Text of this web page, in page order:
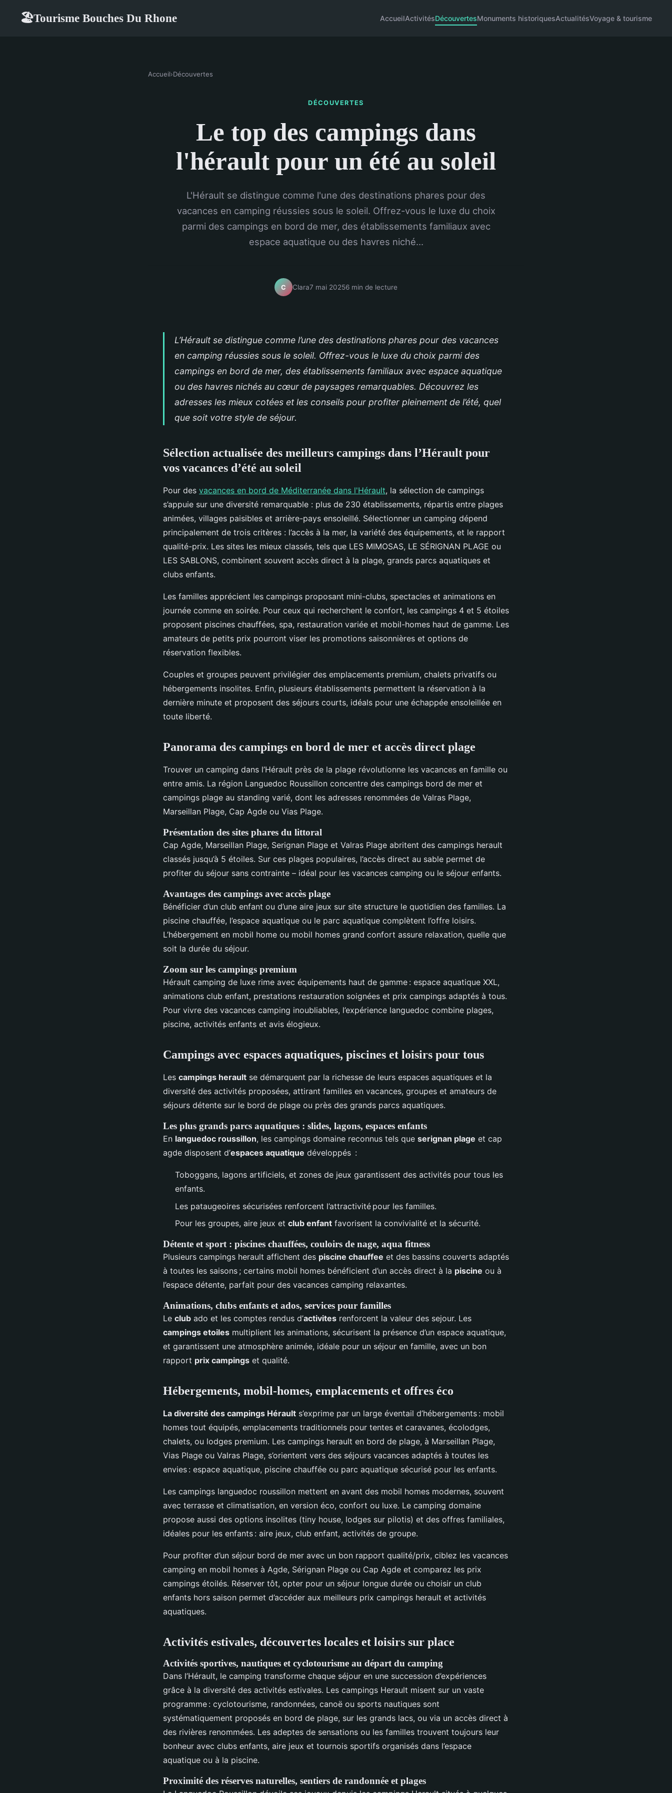
🏖Tourisme Bouches Du Rhone AccueilActivitésDécouvertesMonuments historiquesActualitésVoyage & tourisme
Accueil›Découvertes
DÉCOUVERTES
Le top des campings dans
l'hérault pour un été au soleil
L'Hérault se distingue comme l'une des destinations phares pour des
vacances en camping réussies sous le soleil. Offrez-vous le luxe du choix
parmi des campings en bord de mer, des établissements familiaux avec
espace aquatique ou des havres niché...
C Clara7 mai 20256 min de lecture
L’Hérault se distingue comme l’une des destinations phares pour des vacances
en camping réussies sous le soleil. Offrez-vous le luxe du choix parmi des
campings en bord de mer, des établissements familiaux avec espace aquatique
ou des havres nichés au cœur de paysages remarquables. Découvrez les
adresses les mieux cotées et les conseils pour profiter pleinement de l’été, quel
que soit votre style de séjour.
Sélection actualisée des meilleurs campings dans l’Hérault pour
vos vacances d’été au soleil
Pour des vacances en bord de Méditerranée dans l'Hérault, la sélection de campings
s’appuie sur une diversité remarquable : plus de 230 établissements, répartis entre plages
animées, villages paisibles et arrière-pays ensoleillé. Sélectionner un camping dépend
principalement de trois critères : l’accès à la mer, la variété des équipements, et le rapport
qualité-prix. Les sites les mieux classés, tels que LES MIMOSAS, LE SÉRIGNAN PLAGE ou
LES SABLONS, combinent souvent accès direct à la plage, grands parcs aquatiques et
clubs enfants.
Les familles apprécient les campings proposant mini-clubs, spectacles et animations en
journée comme en soirée. Pour ceux qui recherchent le confort, les campings 4 et 5 étoiles
proposent piscines chauffées, spa, restauration variée et mobil-homes haut de gamme. Les
amateurs de petits prix pourront viser les promotions saisonnières et options de
réservation flexibles.
Couples et groupes peuvent privilégier des emplacements premium, chalets privatifs ou
hébergements insolites. Enfin, plusieurs établissements permettent la réservation à la
dernière minute et proposent des séjours courts, idéals pour une échappée ensoleillée en
toute liberté.
Panorama des campings en bord de mer et accès direct plage
Trouver un camping dans l’Hérault près de la plage révolutionne les vacances en famille ou
entre amis. La région Languedoc Roussillon concentre des campings bord de mer et
campings plage au standing varié, dont les adresses renommées de Valras Plage,
Marseillan Plage, Cap Agde ou Vias Plage.
Présentation des sites phares du littoral
Cap Agde, Marseillan Plage, Serignan Plage et Valras Plage abritent des campings herault
classés jusqu’à 5 étoiles. Sur ces plages populaires, l’accès direct au sable permet de
profiter du séjour sans contrainte – idéal pour les vacances camping ou le séjour enfants.
Avantages des campings avec accès plage
Bénéficier d’un club enfant ou d’une aire jeux sur site structure le quotidien des familles. La
piscine chauffée, l’espace aquatique ou le parc aquatique complètent l’offre loisirs.
L’hébergement en mobil home ou mobil homes grand confort assure relaxation, quelle que
soit la durée du séjour.
Zoom sur les campings premium
Hérault camping de luxe rime avec équipements haut de gamme : espace aquatique XXL,
animations club enfant, prestations restauration soignées et prix campings adaptés à tous.
Pour vivre des vacances camping inoubliables, l’expérience languedoc combine plages,
piscine, activités enfants et avis élogieux.
Campings avec espaces aquatiques, piscines et loisirs pour tous
Les campings herault se démarquent par la richesse de leurs espaces aquatiques et la
diversité des activités proposées, attirant familles en vacances, groupes et amateurs de
séjours détente sur le bord de plage ou près des grands parcs aquatiques.
Les plus grands parcs aquatiques : slides, lagons, espaces enfants
En languedoc roussillon, les campings domaine reconnus tels que serignan plage et cap
agde disposent d’espaces aquatique développés :
Toboggans, lagons artificiels, et zones de jeux garantissent des activités pour tous les
enfants.
Les pataugeoires sécurisées renforcent l’attractivité pour les familles.
Pour les groupes, aire jeux et club enfant favorisent la convivialité et la sécurité.
Détente et sport : piscines chauffées, couloirs de nage, aqua fitness
Plusieurs campings herault affichent des piscine chauffee et des bassins couverts adaptés
à toutes les saisons ; certains mobil homes bénéficient d’un accès direct à la piscine ou à
l’espace détente, parfait pour des vacances camping relaxantes.
Animations, clubs enfants et ados, services pour familles
Le club ado et les comptes rendus d’activites renforcent la valeur des sejour. Les
campings etoiles multiplient les animations, sécurisent la présence d’un espace aquatique,
et garantissent une atmosphère animée, idéale pour un séjour en famille, avec un bon
rapport prix campings et qualité.
Hébergements, mobil-homes, emplacements et offres éco
La diversité des campings Hérault s’exprime par un large éventail d’hébergements : mobil
homes tout équipés, emplacements traditionnels pour tentes et caravanes, écolodges,
chalets, ou lodges premium. Les campings herault en bord de plage, à Marseillan Plage,
Vias Plage ou Valras Plage, s’orientent vers des séjours vacances adaptés à toutes les
envies : espace aquatique, piscine chauffée ou parc aquatique sécurisé pour les enfants.
Les campings languedoc roussillon mettent en avant des mobil homes modernes, souvent
avec terrasse et climatisation, en version éco, confort ou luxe. Le camping domaine
propose aussi des options insolites (tiny house, lodges sur pilotis) et des offres familiales,
idéales pour les enfants : aire jeux, club enfant, activités de groupe.
Pour profiter d’un séjour bord de mer avec un bon rapport qualité/prix, ciblez les vacances
camping en mobil homes à Agde, Sérignan Plage ou Cap Agde et comparez les prix
campings étoilés. Réserver tôt, opter pour un séjour longue durée ou choisir un club
enfants hors saison permet d’accéder aux meilleurs prix campings herault et activités
aquatiques.
Activités estivales, découvertes locales et loisirs sur place
Activités sportives, nautiques et cyclotourisme au départ du camping
Dans l’Hérault, le camping transforme chaque séjour en une succession d’expériences
grâce à la diversité des activités estivales. Les campings Herault misent sur un vaste
programme : cyclotourisme, randonnées, canoë ou sports nautiques sont
systématiquement proposés en bord de plage, sur les grands lacs, ou via un accès direct à
des rivières renommées. Les adeptes de sensations ou les familles trouvent toujours leur
bonheur avec clubs enfants, aire jeux et tournois sportifs organisés dans l’espace
aquatique ou à la piscine.
Proximité des réserves naturelles, sentiers de randonnée et plages